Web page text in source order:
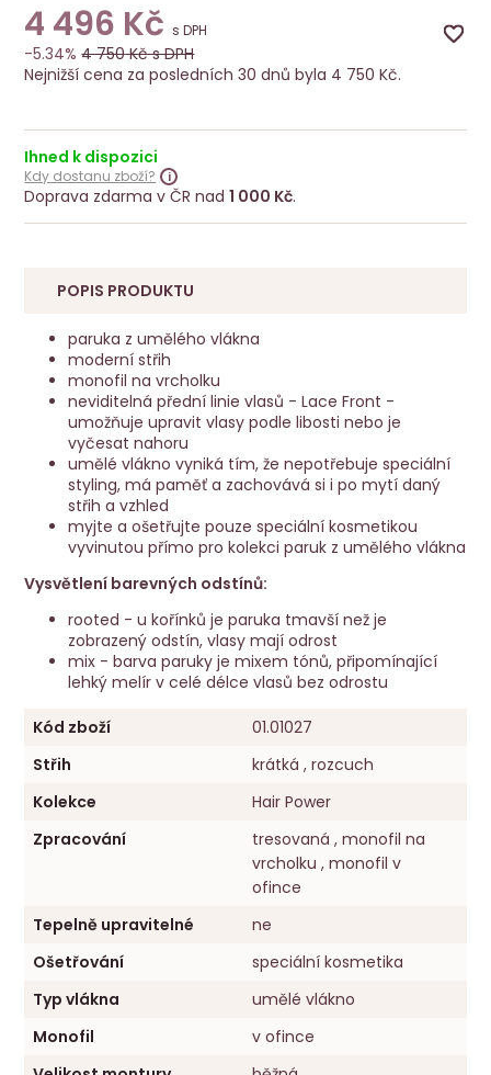
4 496 Kčs DPH
-5.34% 4 750Kč s DPH
Nejnižší cena za posledních 30 dnů byla 4 750 Kč.
Ihned k dispozici
Kdy dostanu zboží?
Doprava zdarma v ČR nad1 000 Kč.
POPIS PRODUKTU
paruka z umělého vlákna
moderní střih
monofil na vrcholku
neviditelná přední linie vlasů - Lace Front -
umožňuje upravit vlasy podle libosti nebo je
vyčesat nahoru
umělé vlákno vyniká tím, že nepotřebuje speciální
styling, má paměť a zachovává si i po mytí daný
střih a vzhled
myjte a ošetřujte pouze speciální kosmetikou
vyvinutou přímo pro kolekci paruk z umělého vlákna
Vysvětlení barevných odstínů:
rooted - u kořínků je paruka tmavší než je
zobrazený odstín, vlasy mají odrost
mix - barva paruky je mixem tónů, připomínající
lehký melír v celé délce vlasů bez odrostu
Kód zboží
01.01027
Střih
krátká , rozcuch
Kolekce
Hair Power
Zpracování
tresovaná , monofil na
vrcholku , monofil v
ofince
Tepelně upravitelné
ne
Ošetřování
speciální kosmetika
Typ vlákna
umělé vlákno
Monofil
v ofince